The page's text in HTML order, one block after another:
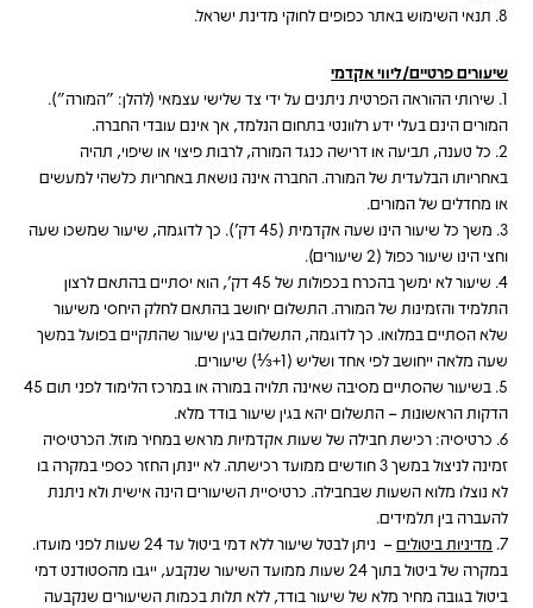
8. תנאי השימוש באתר כפופים לחוקי מדינת ישראל.
שיעורים פרטיים/ליווי אקדמי
1. שירותי ההוראה הפרטית ניתנים על ידי צד שלישי עצמאי (להלן: "המורה").
המורים הינם בעלי ידע רלוונטי בתחום הנלמד, אך אינם עובדי החברה.
2. כל טענה, תביעה או דרישה כנגד המורה, לרבות פיצוי או שיפוי, תהיה
באחריותו הבלעדית של המורה. החברה אינה נושאת באחריות כלשהי למעשים
או מחדלים של המורים.
3. משך כל שיעור הינו שעה אקדמית (45 דק’). כך לדוגמה, שיעור שמשכו שעה
וחצי הינו שיעור כפול (2 שיעורים).
4. שיעור לא ימשך בהכרח בכפולות של 45 דק’, הוא יסתיים בהתאם לרצון
התלמיד והזמינות של המורה. התשלום יחושב בהתאם לחלק היחסי משיעור
שלא הסתיים במלואו. כך לדוגמה, התשלום בגין שיעור שהתקיים בפועל במשך
שעה מלאה ייחושב לפי אחד ושליש (1+⅓) שיעורים.
5. בשיעור שהסתיים מסיבה שאינה תלויה במורה או במרכז הלימוד לפני תום 45
הדקות הראשונות – התשלום יהא בגין שיעור בודד מלא.
6. כרטיסיה: רכישת חבילה של שעות אקדמיות מראש במחיר מוזל. הכרטיסיה
זמינה לניצול במשך 3 חודשים ממועד רכישתה. לא יינתן החזר כספי במקרה בו
לא נוצלו מלוא השעות שבחבילה. כרטיסיית השיעורים הינה אישית ולא ניתנת
להעברה בין תלמידים.
7. מדיניות ביטולים
– ניתן לבטל שיעור ללא דמי ביטול עד 24 שעות לפני מועדו.
במקרה של ביטול בתוך 24 שעות ממועד השיעור שנקבע, ייגבו מהסטודנט דמי
ביטול בגובה מחיר מלא של שיעור בודד, ללא תלות בכמות השיעורים שנקבעה